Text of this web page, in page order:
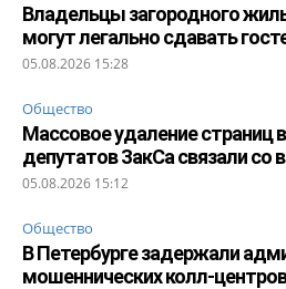
Владельцы загородного
могут легально сдавать
05.08.2026 15:28
Общество
Массовое удаление страниц
депутатов ЗакСа связали со
05.08.2026 15:12
Общество
В Петербурге задержали
мошеннических колл-центров